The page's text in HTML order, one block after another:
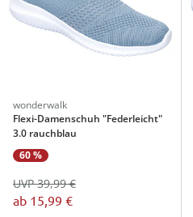
wonderwalk
Flexi-Damenschuh "Federleicht"
3.0 rauchblau
60 %
ab 15,99 €
UVP 39,99 €